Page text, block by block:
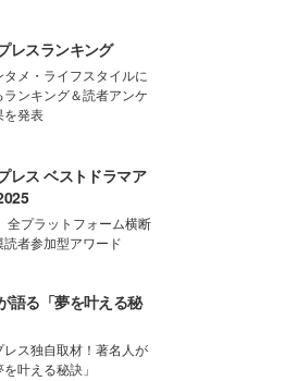
レスランキング
タメ・ライフスタイルに
ランキング＆読者アンケ
を発表
レス ベストドラマア
全プラットフォーム横断
読者参加型アワード
語る「夢を叶える秘
レス独自取材！著名人が
叶える秘訣」